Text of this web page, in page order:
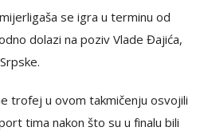
se igra u terminu od
dolazi na poziv Vlade Đajića,
trofej u ovom takmičenju osvojili
tima nakon što su u finalu bili